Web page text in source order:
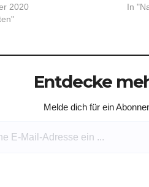
2020
In
Entdecke
Melde dich für ein